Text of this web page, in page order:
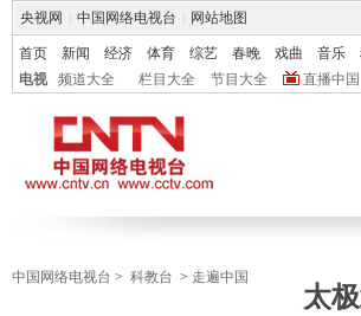
央视网 中国网络电视台 网站地图
首页 新闻 经济 体育 综艺 春晚 戏曲 音乐
电视
频道大全 栏目大全 节目大全 直播中国
中国网络电视台 > 科教台 > 走遍中国
太